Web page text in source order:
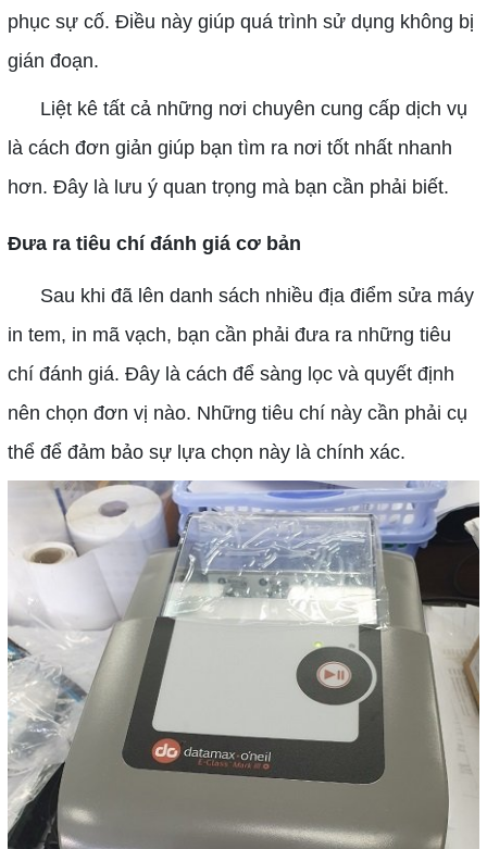
phục sự cố. Điều này giúp quá trình sử dụng không bị
gián đoạn.
Liệt kê tất cả những nơi chuyên cung cấp dịch vụ
là cách đơn giản giúp bạn tìm ra nơi tốt nhất nhanh
hơn. Đây là lưu ý quan trọng mà bạn cần phải biết.
Đưa ra tiêu chí đánh giá cơ bản
Sau khi đã lên danh sách nhiều địa điểm sửa máy
in tem, in mã vạch, bạn cần phải đưa ra những tiêu
chí đánh giá. Đây là cách để sàng lọc và quyết định
nên chọn đơn vị nào. Những tiêu chí này cần phải cụ
thể để đảm bảo sự lựa chọn này là chính xác.